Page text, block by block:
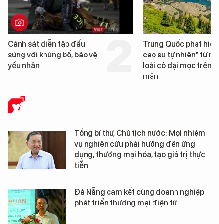
Trung Quốc phát hiện “mỏ
cao su tự nhiên” từ một
loài cỏ dại mọc trên đất
Loạt dự án bất động
Đà Nẵng sắp bị kiểm
XÃ HỘI
Tổng bí thư, Chủ tịch nước: Mọi nhiệm
vụ nghiên cứu phải hướng đến ứng
dụng, thương mại hóa, tạo giá trị thực
tiễn
Đà Nẵng cam kết cùng doanh nghiệp
phát triển thương mại điện tử